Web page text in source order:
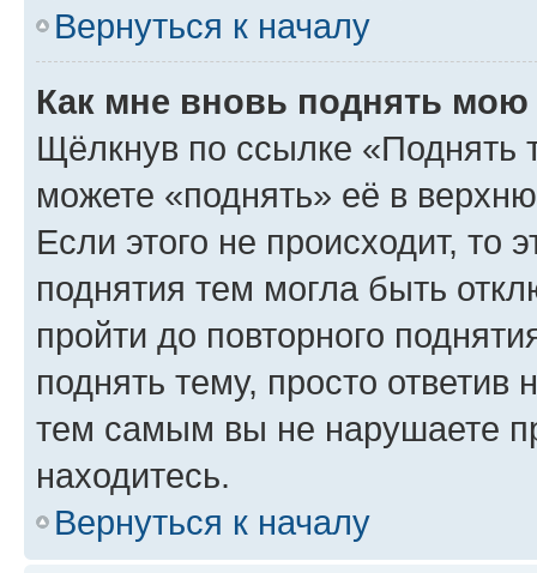
Вернуться к началу
Как мне вновь поднять мою
Щёлкнув по ссылке «Поднять
можете «поднять» её в
Если этого не происходит, то
поднятия тем могла быть
пройти до повторного
поднять тему, просто ответив
тем самым вы не нарушаете
находитесь.
Вернуться к началу